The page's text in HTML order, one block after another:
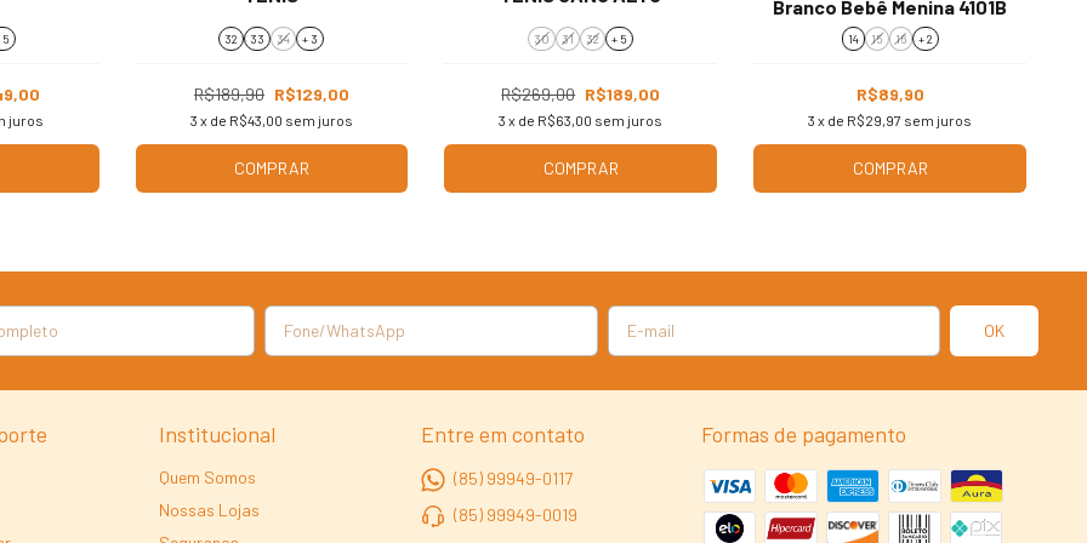
5
juros
32 33 34 + 3
R$189,90 R$129,00
3 x de R$43,00 sem juros
COMPRAR
30 31 32 + 5
R$269,00 R$189,00
3 x de R$63,00 sem juros
COMPRAR
Branco Bebê Menina 4101B
14 15 16 + 2
R$89,90
3 x de R$29,97 sem juros
COMPRAR
Institucional
Quem Somos
Nossas Lojas
Entre em contato
(85) 99949-0117
(85) 99949-0019
Formas de pagamento